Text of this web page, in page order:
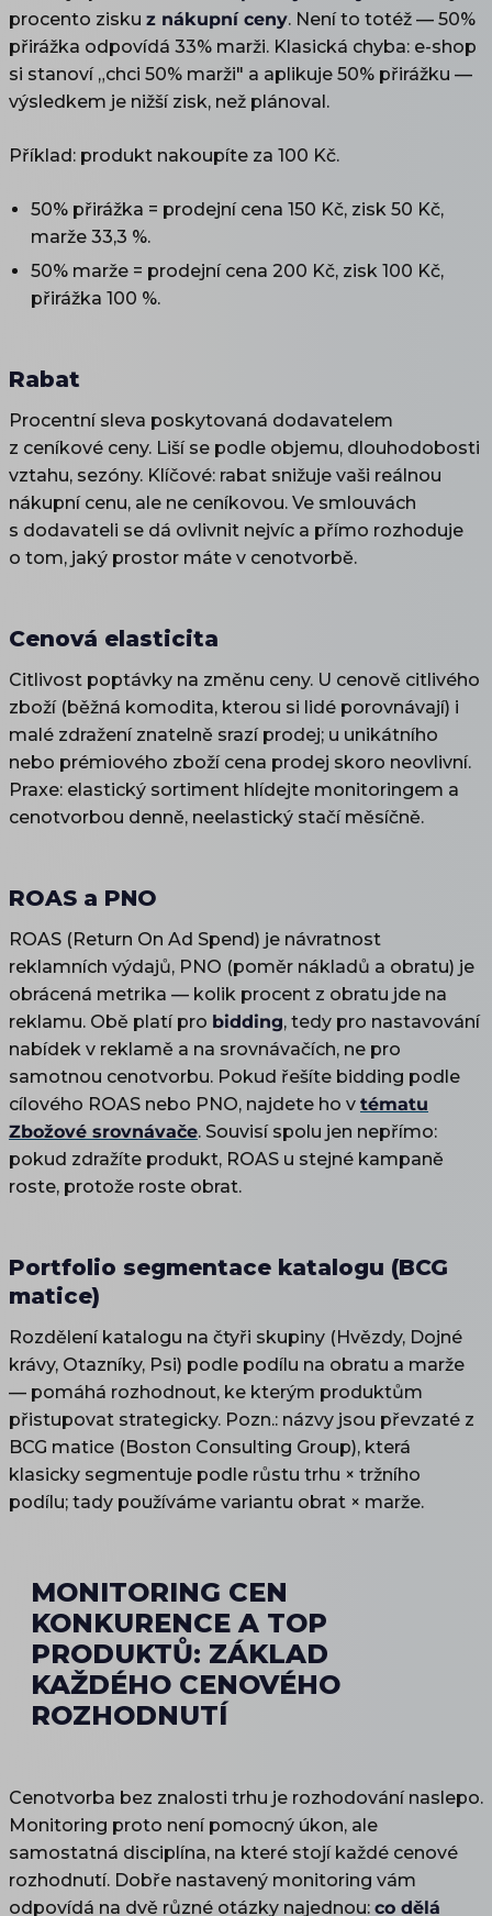
procento zisku z nákupní ceny. Není to totéž — 50%
přirážka odpovídá 33% marži. Klasická chyba: e-shop
si stanoví „chci 50% marži" a aplikuje 50% přirážku —
výsledkem je nižší zisk, než plánoval.
Příklad: produkt nakoupíte za 100 Kč.
50% přirážka = prodejní cena 150 Kč, zisk 50 Kč,
marže 33,3 %.
50% marže = prodejní cena 200 Kč, zisk 100 Kč,
přirážka 100 %.
Rabat
Procentní sleva poskytovaná dodavatelem
z ceníkové ceny. Liší se podle objemu, dlouhodobosti
vztahu, sezóny. Klíčové: rabat snižuje vaši reálnou
nákupní cenu, ale ne ceníkovou. Ve smlouvách
s dodavateli se dá ovlivnit nejvíc a přímo rozhoduje
o tom, jaký prostor máte v cenotvorbě.
Cenová elasticita
Citlivost poptávky na změnu ceny. U cenově citlivého
zboží (běžná komodita, kterou si lidé porovnávají) i
malé zdražení znatelně srazí prodej; u unikátního
nebo prémiového zboží cena prodej skoro neovlivní.
Praxe: elastický sortiment hlídejte monitoringem a
cenotvorbou denně, neelastický stačí měsíčně.
ROAS a PNO
ROAS (Return On Ad Spend) je návratnost
reklamních výdajů, PNO (poměr nákladů a obratu) je
obrácená metrika — kolik procent z obratu jde na
reklamu. Obě platí pro bidding, tedy pro nastavování
nabídek v reklamě a na srovnávačích, ne pro
samotnou cenotvorbu. Pokud řešíte bidding podle
cílového ROAS nebo PNO, najdete ho v tématu
Zbožové srovnávače. Souvisí spolu jen nepřímo:
pokud zdražíte produkt, ROAS u stejné kampaně
roste, protože roste obrat.
Portfolio segmentace katalogu (BCG
matice)
Rozdělení katalogu na čtyři skupiny (Hvězdy, Dojné
krávy, Otazníky, Psi) podle podílu na obratu a marže
— pomáhá rozhodnout, ke kterým produktům
přistupovat strategicky. Pozn.: názvy jsou převzaté z
BCG matice (Boston Consulting Group), která
klasicky segmentuje podle růstu trhu × tržního
podílu; tady používáme variantu obrat × marže.
MONITORING CEN
KONKURENCE A TOP
PRODUKTŮ: ZÁKLAD
KAŽDÉHO CENOVÉHO
ROZHODNUTÍ
Cenotvorba bez znalosti trhu je rozhodování naslepo.
Monitoring proto není pomocný úkon, ale
samostatná disciplína, na které stojí každé cenové
rozhodnutí. Dobře nastavený monitoring vám
odpovídá na dvě různé otázky najednou: co dělá